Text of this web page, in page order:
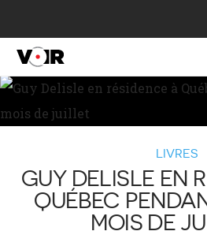
LIVRES
GUY DELISLE EN
QUÉBEC
MOIS DE